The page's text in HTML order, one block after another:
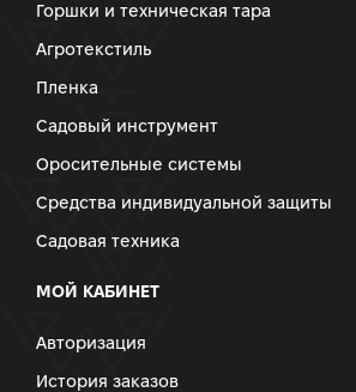
Горшки и техническая тара
Агротекстиль
Пленка
Садовый инструмент
Оросительные системы
Средства индивидуальной защиты
Садовая техника
МОЙ КАБИНЕТ
Авторизация
История заказов